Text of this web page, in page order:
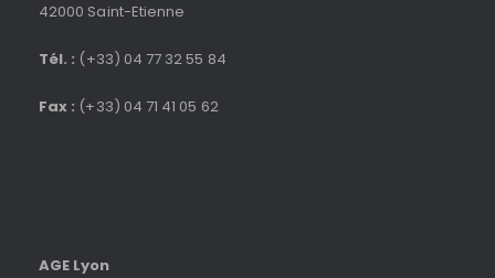
42000 Saint-Etienne
Tél. : (+33) 04 77 32 55 84
Fax : (+33) 04 71 41 05 62
AGE Lyon